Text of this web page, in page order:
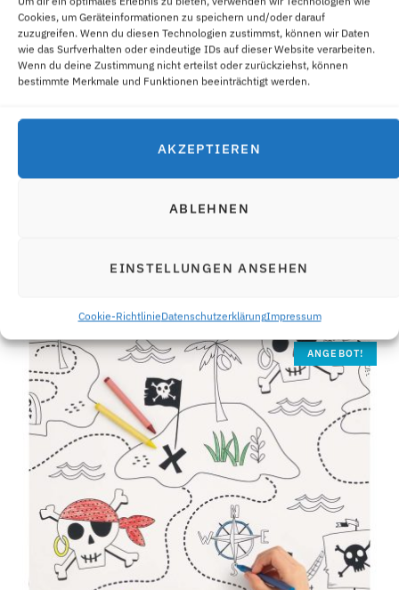
Cookies, um Geräteinformationen zu speichern und/oder darauf
zuzugreifen. Wenn du diesen Technologien zustimmst, können wir Daten
wie das Surfverhalten oder eindeutige IDs auf dieser Website verarbeiten.
Wenn du deine Zustimmung nicht erteilst oder zurückziehst, können
bestimmte Merkmale und Funktionen beeinträchtigt werden.
AKZEPTIEREN
ABLEHNEN
EINSTELLUNGEN ANSEHEN
Cookie-RichtlinieDatenschutzerklärungImpressum
IN DEN WARENKORB
7,90€ 5,00€
zzgl.Versandkosten
ÄHNLICHE PRODUKTE
ANGEBOT!